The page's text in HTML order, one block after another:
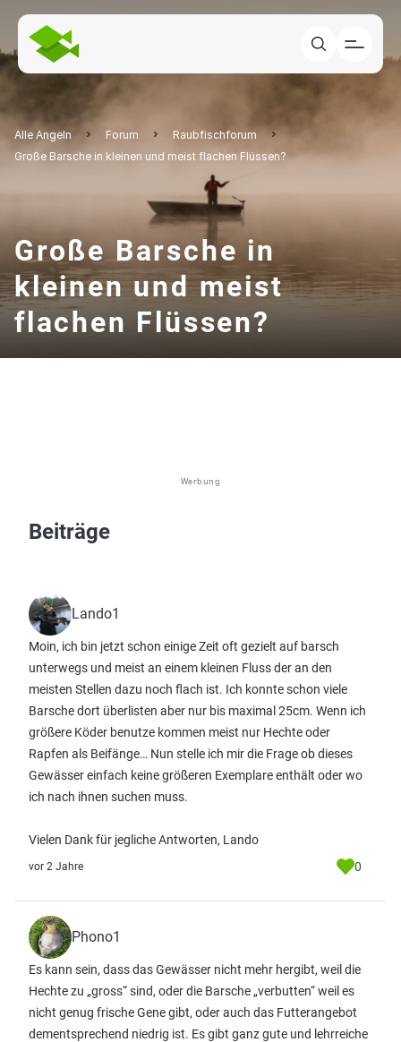
Alle Angeln Forum
Raubfischforum
Große Barsche in kleinen und meist flachen Flüssen?
Große Barsche in
kleinen und meist
flachen Flüssen?
Werbung
Beiträge
Lando1
Moin, ich bin jetzt schon einige Zeit oft gezielt auf barsch
unterwegs und meist an einem kleinen Fluss der an den
meisten Stellen dazu noch flach ist. Ich konnte schon viele
Barsche dort überlisten aber nur bis maximal 25cm. Wenn ich
größere Köder benutze kommen meist nur Hechte oder
Rapfen als Beifänge… Nun stelle ich mir die Frage ob dieses
Gewässer einfach keine größeren Exemplare enthält oder wo
ich nach ihnen suchen muss.
Vielen Dank für jegliche Antworten, Lando
vor 2 Jahre 0
Phono1
Es kann sein, dass das Gewässer nicht mehr hergibt, weil die
Hechte zu „gross“ sind, oder die Barsche „verbutten“ weil es
nicht genug frische Gene gibt, oder auch das Futterangebot
dementsprechend niedrig ist. Es gibt ganz gute und lehrreiche